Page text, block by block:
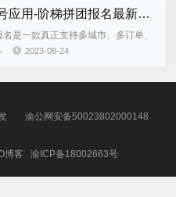
用-阶梯拼团报名最新版本源码程序
一款真正支持多城市、多订单、
，订单统计、核销、一键导出等强
2023-08-24
渝公网安备50023802000148
博客渝ICP备18002663号